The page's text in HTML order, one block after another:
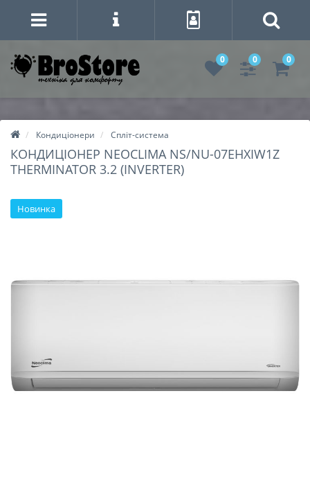
0 0 0
Кондиціонери Спліт-система
КОНДИЦІОНЕР NEOCLIMA NS/NU-07EHXIW1Z
THERMINATOR 3.2 (INVERTER)
Новинка